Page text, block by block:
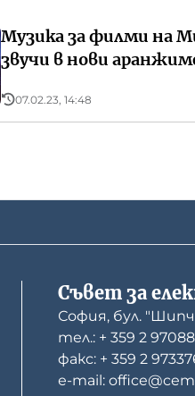
Музика за филми на
звучи в нови
07.02.23, 14:48
Съвет за
София, бул.
тел.: + 359 2
факс: + 359 2
е-mail: